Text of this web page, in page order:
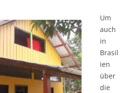
Um
auch
in
Brasil
ien
über
die